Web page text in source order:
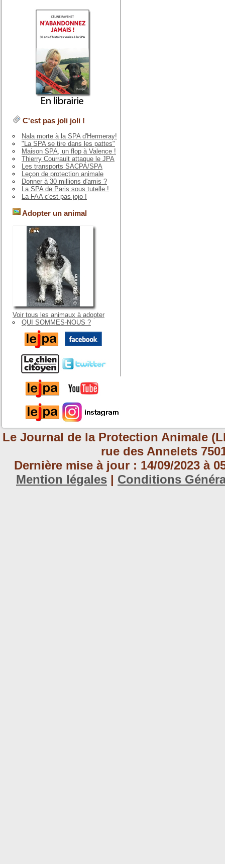
C'est pas joli joli !
Nala morte à la SPA d'Hermeray!
"La SPA se tire dans les pattes"
Maison SPA, un flop à Valence !
Thierry Courrault attaque le JPA
Les transports SACPA/SPA
Leçon de protection animale
Donner à 30 millions d'amis ?
La SPA de Paris sous tutelle !
La FAA c'est pas jojo !
Adopter un animal
Voir tous les animaux à adopter
QUI SOMMES-NOUS ?
Le Journal de la Protection Animale
rue des Annelets
Dernière mise à jour : 14/09/2023 à
Mention légales | Conditions